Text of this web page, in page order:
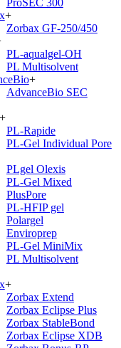
+
Zorbax GF-250/450
PL-aqualgel-OH
PL Multisolvent
+
AdvanceBio SEC
+
PL-Rapide
PL-Gel Individual Pore
PLgel Olexis
PL-Gel Mixed
PlusPore
PL-HFIP gel
Polargel
Enviroprep
PL-Gel MiniMix
PL Multisolvent
+
Zorbax Extend
Zorbax Eclipse Plus
Zorbax StableBond
Zorbax Eclipse XDB